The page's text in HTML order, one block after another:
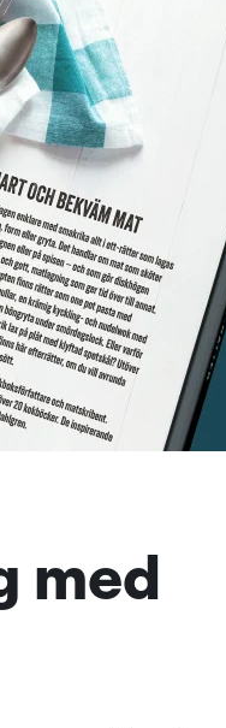
med